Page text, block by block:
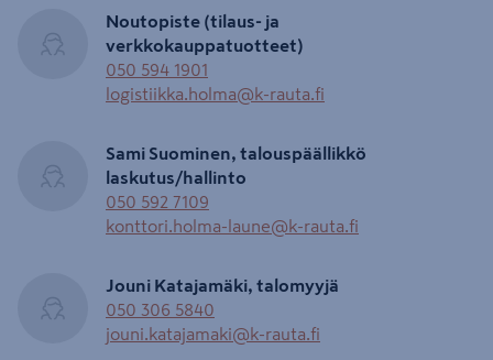
Noutopiste (tilaus- ja
verkkokauppatuotteet)
050 594 1901
logistiikka.holma@k-rauta.fi
Sami Suominen, talouspäällikkö
laskutus/hallinto
050 592 7109
konttori.holma-laune@k-rauta.fi
Jouni Katajamäki, talomyyjä
050 306 5840
jouni.katajamaki@k-rauta.fi